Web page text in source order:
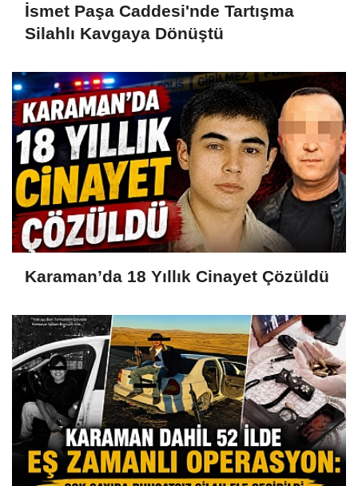
İsmet Paşa Caddesi'nde Tartışma
Silahlı Kavgaya Dönüştü
Karaman’da 18 Yıllık Cinayet Çözüldü